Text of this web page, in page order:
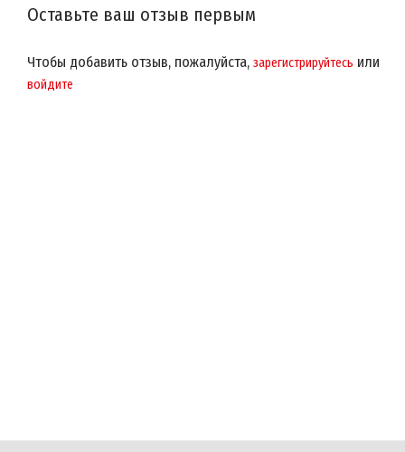
Оставьте ваш отзыв первым
Чтобы добавить отзыв, пожалуйста, зарегистрируйтесь или
войдите